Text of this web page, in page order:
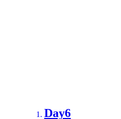
Day6
Day7